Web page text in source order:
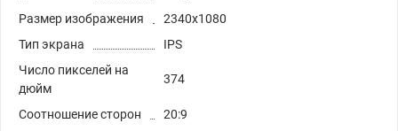
Размер изображения
2340x1080
Тип экрана
IPS
Число пикселей на
дюйм
374
Соотношение сторон
20:9